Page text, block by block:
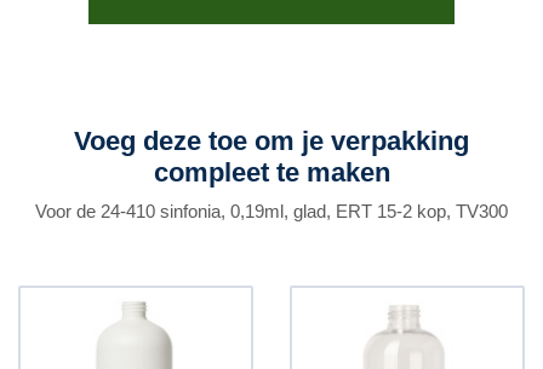
Voeg deze toe om je verpakking
compleet te maken
Voor de 24-410 sinfonia, 0,19ml, glad, ERT 15-2 kop, TV300